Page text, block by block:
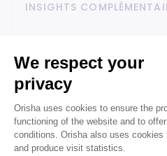
INSIGHTS
Découvrez d’autres
d’expérience et
comprendre les